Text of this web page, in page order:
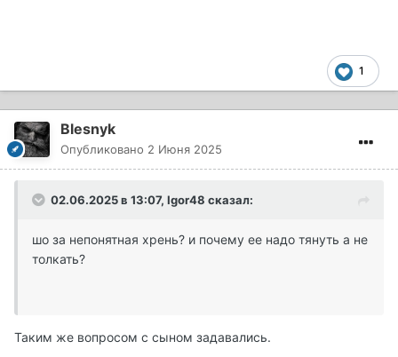
1
Blesnyk
Опубликовано 2 Июня 2025
02.06.2025 в 13:07, Igor48 сказал:
шо за непонятная хрень? и почему ее надо тянуть а не
толкать?
Таким же вопросом с сыном задавались.